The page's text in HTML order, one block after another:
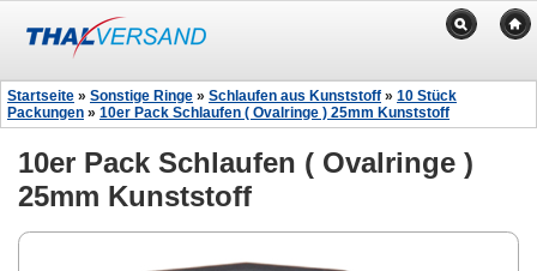
Startseite » Sonstige Ringe » Schlaufen aus Kunststoff » 10 Stück
Packungen » 10er Pack Schlaufen ( Ovalringe ) 25mm Kunststoff
10er Pack Schlaufen ( Ovalringe )
25mm Kunststoff